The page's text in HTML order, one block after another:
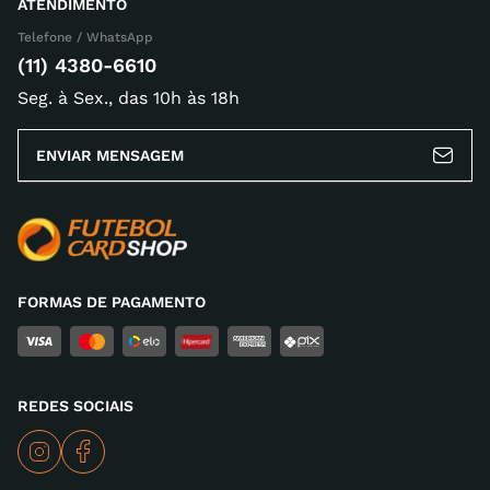
Escreva uma avaliação
ATENDIMENTO
Telefone / WhatsApp
(11) 4380-6610
Seg. à Sex., das 10h às 18h
ENVIAR MENSAGEM
FORMAS DE PAGAMENTO
REDES SOCIAIS